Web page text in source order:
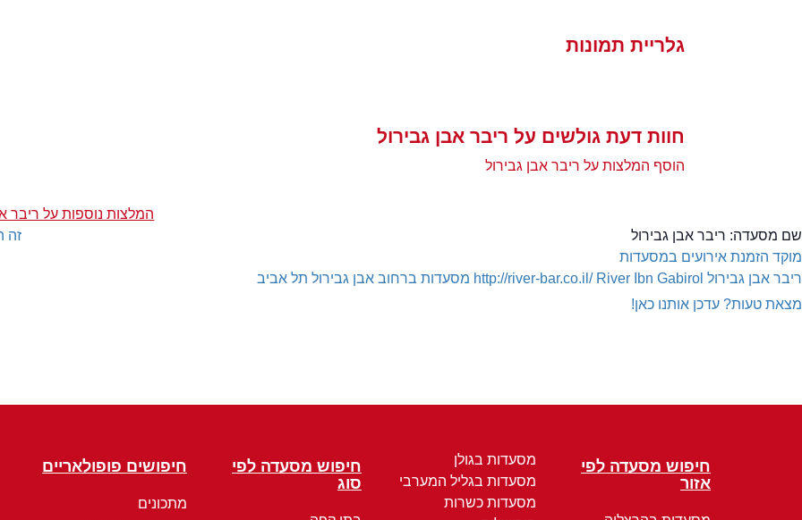
גלריית תמונות
חוות דעת גולשים על ריבר אבן גבירול
הוסף המלצות על ריבר אבן גבירול
המלצות נוספות על ריבר
זה
שם מסעדה: ריבר אבן גבירול
מוקד הזמנת אירועים במסעדות
ריבר אבן גבירול
http://river-bar.co.il/ River Ibn Gabirol
מסעדות ברחוב אבן גבירול תל אביב
מצאת טעות? עדכן אותנו כאן!
חיפוש מסעדה לפי
אזור
מסעדות בגולן
מסעדות בגליל המערבי
מסעדות כשרות
חיפוש מסעדה לפי
סוג
חיפושים פופולאריים
מתכונים